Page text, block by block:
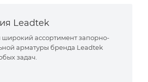
Leadtek
широкий ассортимент запорно-
арматуры бренда Leadtek
задач.